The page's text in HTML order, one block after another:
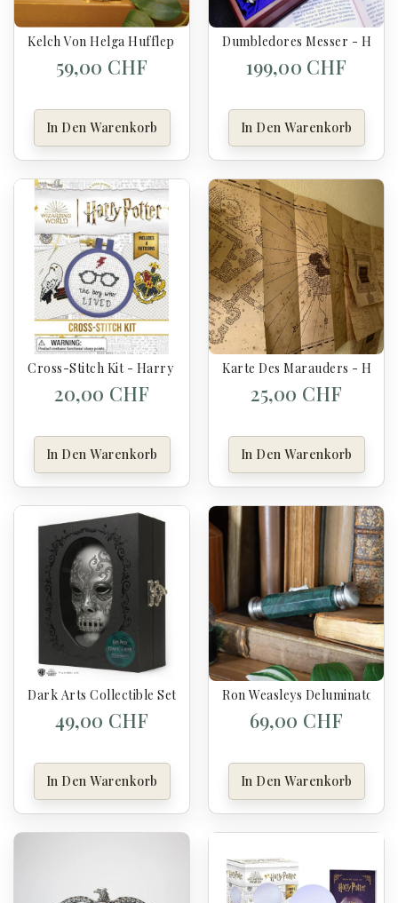
Kelch Von Helga Hufflepuff - Harry Potter
59,00 CHF
In Den Warenkorb
Dumbledores Messer -
199,00 CHF
In Den Warenkorb
Cross-Stitch Kit - Harry Potter
20,00 CHF
In Den Warenkorb
Karte Des Marauders -
25,00 CHF
In Den Warenkorb
Dark Arts Collectible Set - Harry Potter
49,00 CHF
In Den Warenkorb
Ron Weasleys Deluminator
69,00 CHF
In Den Warenkorb